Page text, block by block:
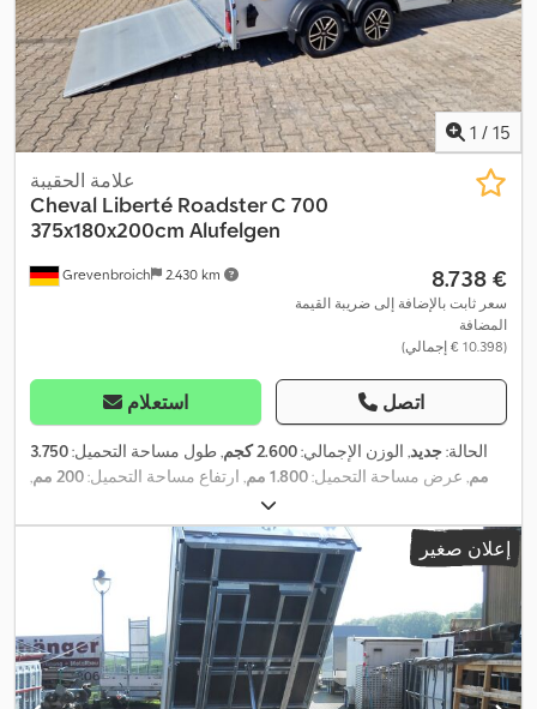
1 / 15
Grevenbroich 2.430 km
علامة الحقيبة
Cheval Liberté Roadster C 700
375x180x200cm Alufelgen
‏8.738 €
سعر ثابت بالإضافة إلى ضريبة القيمة
المضافة
(‏10.398 € إجمالي)
استعلام اتصل
الحالة:جديد, الوزن الإجمالي:2.600 كجم , طول مساحة التحميل:3.750
مم , عرض مساحة التحميل:1.800 مم , ارتفاع مساحة التحميل:200 مم
إعلان صغير